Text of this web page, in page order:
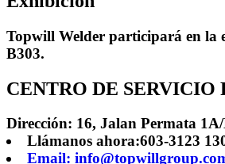
Topwill Welder participará en la
B303.
CENTRO DE SERVICIO
Dirección: 16, Jalan Permata
Llámanos ahora:603-3123
Email: